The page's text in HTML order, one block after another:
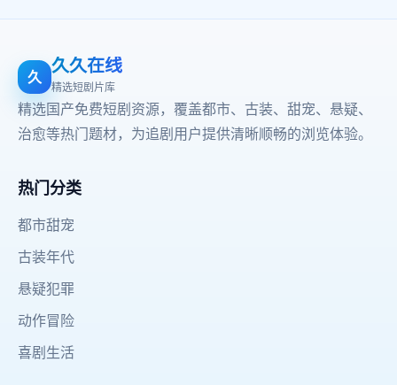
久 久久在线
精选短剧片库
精选国产免费短剧资源，覆盖都市、古装、甜宠、悬疑、
治愈等热门题材，为追剧用户提供清晰顺畅的浏览体验。
热门分类
都市甜宠
古装年代
悬疑犯罪
动作冒险
喜剧生活